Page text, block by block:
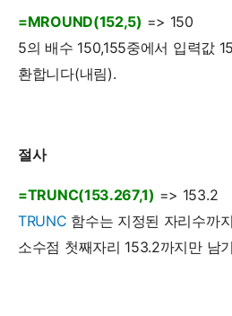
=MROUND(152,5) => 150
5의 배수 150,155중에서 입력값
환합니다(내림).
절사
=TRUNC(153.267,1) => 153.2
TRUNC 함수는 지정된 자리수까
소수점 첫째자리 153.2까지만 남